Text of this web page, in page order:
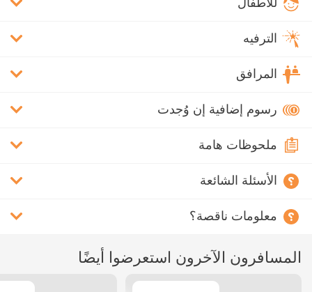
للأطفال
الترفيه
المرافق
رسوم إضافية إن وُجدت
ملحوظات هامة
الأسئلة الشائعة
معلومات ناقصة؟
المسافرون الآخرون استعرضوا أيضًا